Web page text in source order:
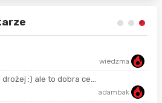
wiedzma
:) ale to dobra ce...
adambak